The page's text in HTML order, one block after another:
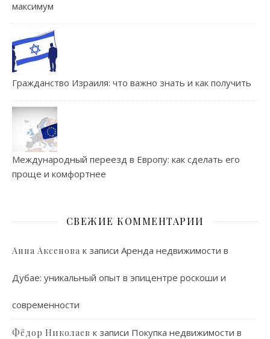
максимум
Гражданство Израиля: что важно знать и как получить
Международный переезд в Европу: как сделать его
проще и комфортнее
СВЕЖИЕ КОММЕНТАРИИ
Анна Аксенова к записи Аренда недвижимости в
Дубае: уникальный опыт в эпицентре роскоши и
современности
Фёдор Николаев к записи Покупка недвижимости в